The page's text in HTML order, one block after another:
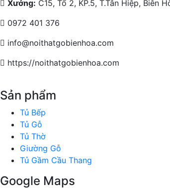
Xưởng: C15, Tổ 2, KP.5, T.Tân Hiệp, Biên
0972 401 376
info@noithatgobienhoa.com
https://noithatgobienhoa.com
Sản phẩm
Tủ Bếp
Tủ Gỗ
Tủ Thờ
Giường Gỗ
Tủ Gầm Cầu Thang
Google Maps